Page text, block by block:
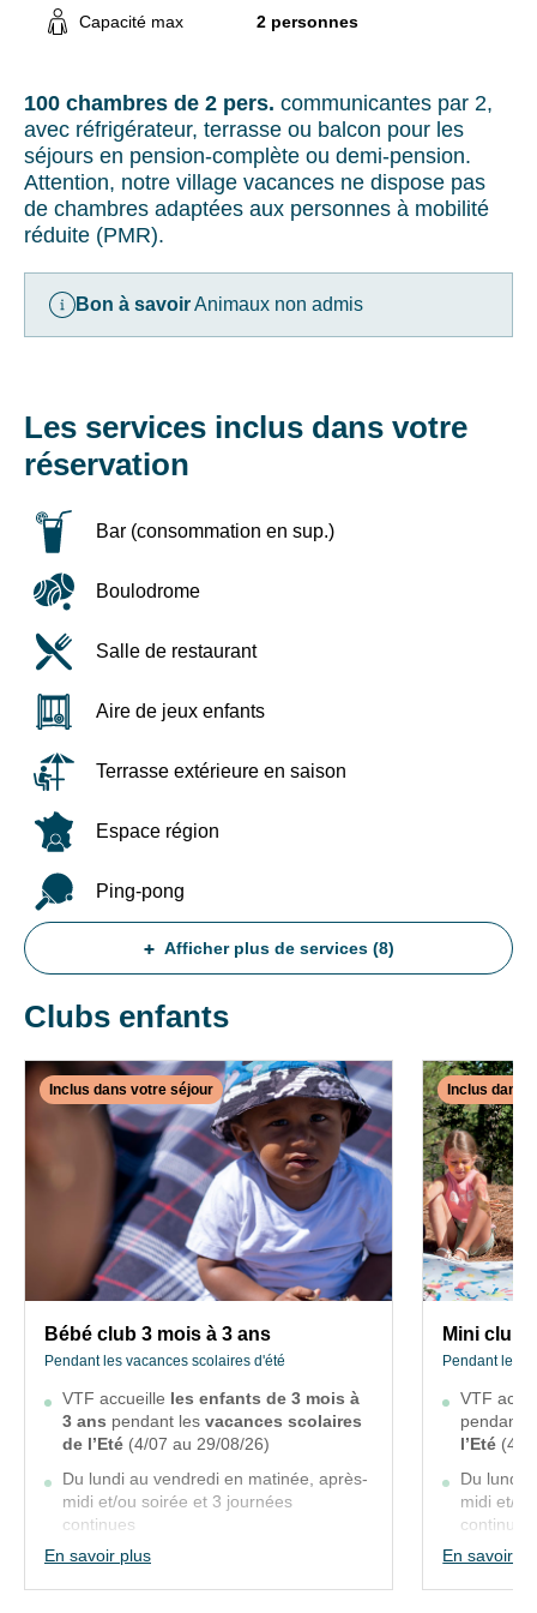
4/07
Promo
familles
monoparentales
50%
de
sur
au
et
25/07
(non
cumulable
avec
Familles
nombreuses)
50%
de
sur
supplément
single
en
été
(uniquement
les
Capacité max 2 personnes
100 chambres de 2 pers. communicantes par 2,
avec réfrigérateur, terrasse ou balcon pour les
séjours en pension-complète ou demi-pension.
Attention, notre village vacances ne dispose pas
de chambres adaptées aux personnes à mobilité
réduite (PMR).
Bon à savoirAnimaux non admis
Les services inclus dans votre
réservation
Bar (consommation en sup.)
Boulodrome
Salle de restaurant
Aire de jeux enfants
Terrasse extérieure en saison
Espace région
Ping-pong
Afficher plus de services (8)
Clubs enfants
Inclus dans votre séjour
Bébé club 3 mois à 3 ans
Pendant les vacances scolaires d'été
VTF accueille les enfants de 3 mois à
3 ans pendant les vacances scolaires
de l’Eté (4/07 au 29/08/26)
Du lundi au vendredi en matinée, après-
midi et/ou soirée et 3 journées
continues
Prise en charge des enfants pour les
En savoir plus
INCLUS
SÉJOUR
Bébé
club
3
mois
3
ans
Pendant
les
vacances
scolaires
Inclus dans
Mini club
Pendant les
VTF
pendant
l’Eté (4/
Du lundi
midi et/
Prise en
En savoir
✕
INCLUS
DANS
VOTRE
SÉJOUR
Mini
club
4
à
ans
Pendant
vacances
scolaires
En
renseignant
email
vous
acceptez
de
recevoir
la
newsletter
de
VTF.
Vous
à
tout
moment
l’aide
des
de
désinscription
ou
en
à
contact-
RGPD@vtf-
vacances.com.
d’info
sur
notre
politique
de
confidentialité
sur
page
légales
de
notre